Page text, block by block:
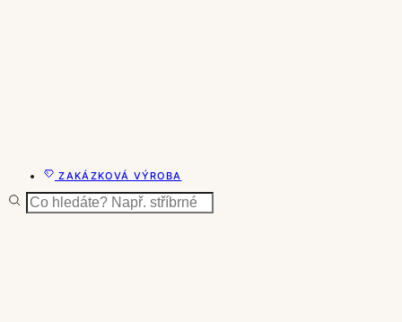
ZAKÁZKOVÁ VÝROBA